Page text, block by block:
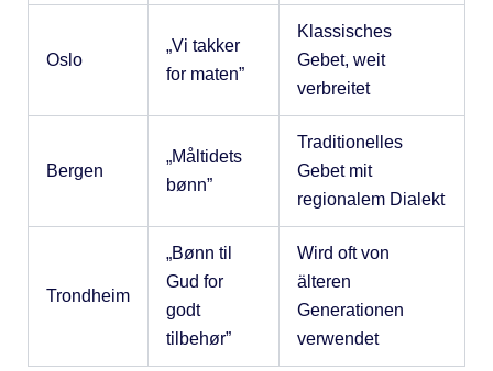
Oslo
„Vi takker
for maten”
Klassisches
Gebet, weit
verbreitet
Bergen
„Måltidets
bønn”
Traditionelles
Gebet mit
regionalem Dialekt
Trondheim
„Bønn til
Gud for
godt
tilbehør”
Wird oft von
älteren
Generationen
verwendet